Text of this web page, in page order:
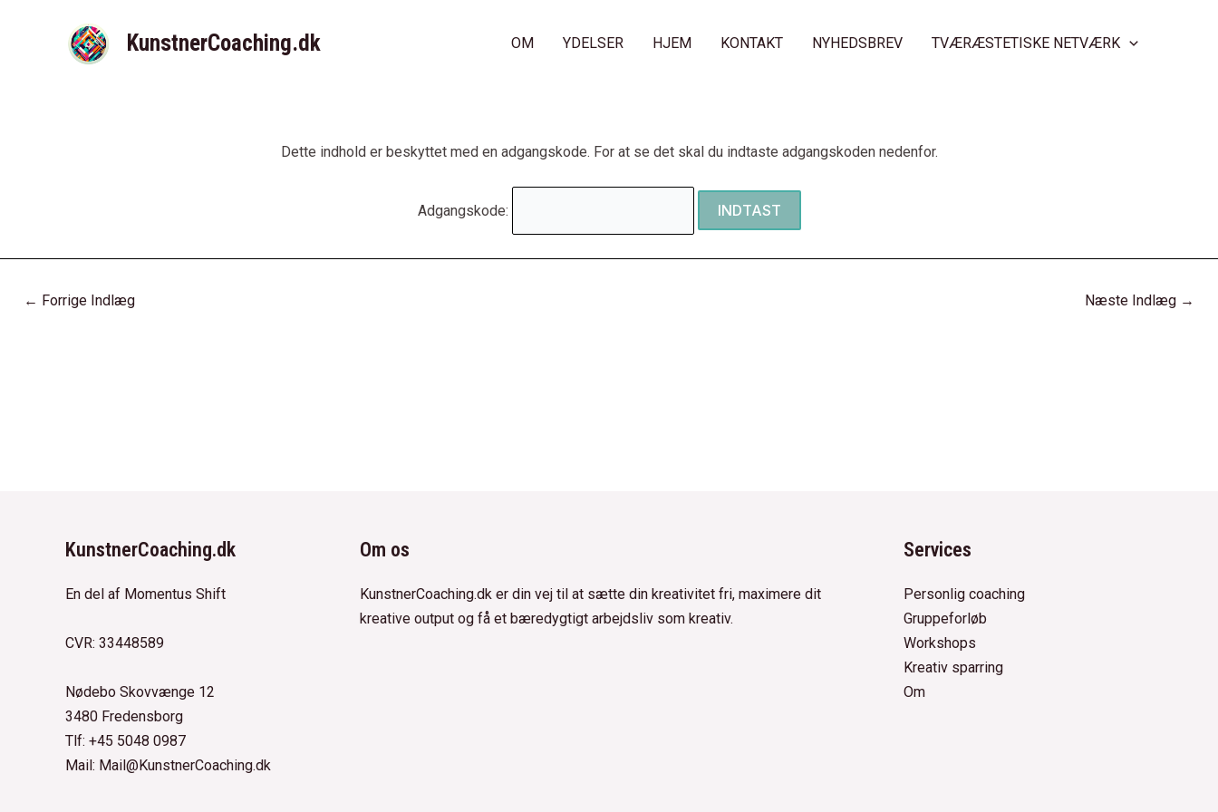
KunstnerCoaching.dk OM YDELSER HJEM KONTAKT NYHEDSBREV TVÆRÆSTETISKE NETVÆRK
Dette indhold er beskyttet med en adgangskode. For at se det skal du indtaste adgangskoden nedenfor.
Adgangskode:
Post← Forrige Indlæg Næste Indlæg →
KunstnerCoaching.dk
En del af Momentus Shift
CVR: 33448589
Nødebo Skovvænge 12
3480 Fredensborg
Tlf: +45 5048 0987
Mail: Mail@KunstnerCoaching.dk
Om os
KunstnerCoaching.dk er din vej til at sætte din kreativitet fri, maximere dit
kreative output og få et bæredygtigt arbejdsliv som kreativ.
Services
Personlig coaching
Gruppeforløb
Workshops
Kreativ sparring
Om